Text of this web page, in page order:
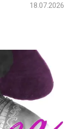
18.07.2026